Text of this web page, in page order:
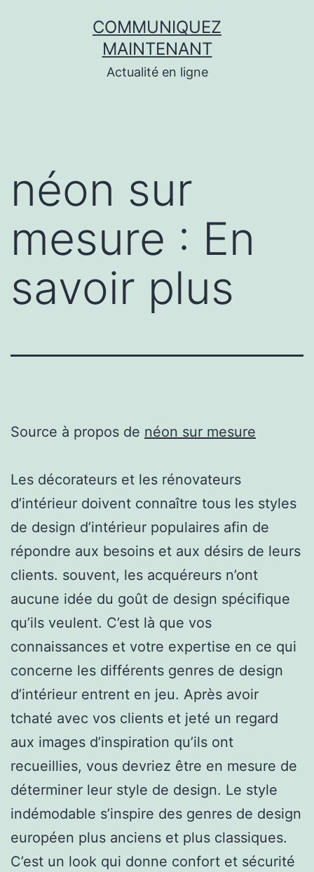
COMMUNIQUEZ
MAINTENANT
Actualité en ligne
néon sur
mesure : En
savoir plus
Source à propos de néon sur mesure
Les décorateurs et les rénovateurs
d’intérieur doivent connaître tous les styles
de design d’intérieur populaires afin de
répondre aux besoins et aux désirs de leurs
clients. souvent, les acquéreurs n’ont
aucune idée du goût de design spécifique
qu’ils veulent. C’est là que vos
connaissances et votre expertise en ce qui
concerne les différents genres de design
d’intérieur entrent en jeu. Après avoir
tchaté avec vos clients et jeté un regard
aux images d’inspiration qu’ils ont
recueillies, vous devriez être en mesure de
déterminer leur style de design. Le style
indémodable s’inspire des genres de design
européen plus anciens et plus classiques.
C’est un look qui donne confort et sécurité